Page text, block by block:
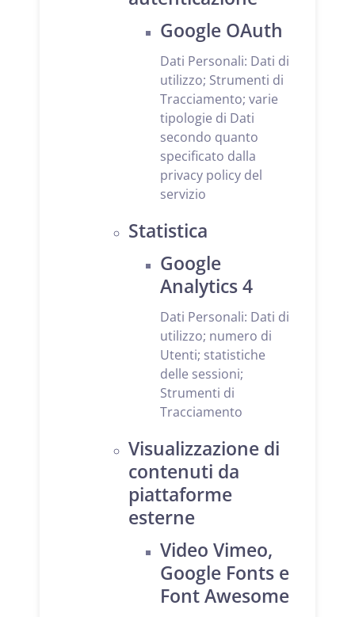
Google OAuth
Dati Personali: Dati di
utilizzo; Strumenti di
Tracciamento; varie
tipologie di Dati
secondo quanto
specificato dalla
privacy policy del
servizio
Statistica
Google
Analytics 4
Dati Personali: Dati di
utilizzo; numero di
Utenti; statistiche
delle sessioni;
Strumenti di
Tracciamento
Visualizzazione di
contenuti da
piattaforme
esterne
Video Vimeo,
Google Fonts e
Font Awesome